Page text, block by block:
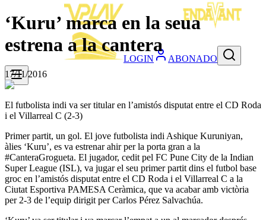
LOGIN ABONADO
‘Kuru’ marca en la seua
estrena a la cantera
17/11/2016
El futbolista indi va ser titular en l’amistós disputat entre el CD Roda
i el Villarreal C (2-3)
Primer partit, un gol. El jove futbolista indi Ashique Kuruniyan,
àlies ‘Kuru’, es va estrenar ahir per la porta gran a la
#CanteraGrogueta. El jugador, cedit pel FC Pune City de la Indian
Super League (ISL), va jugar el seu primer partit dins el futbol base
groc en l’amistós disputat entre el CD Roda i el Villarreal C a la
Ciutat Esportiva PAMESA Ceràmica, que va acabar amb victòria
per 2-3 de l’equip dirigit per Carlos Pérez Salvachúa.